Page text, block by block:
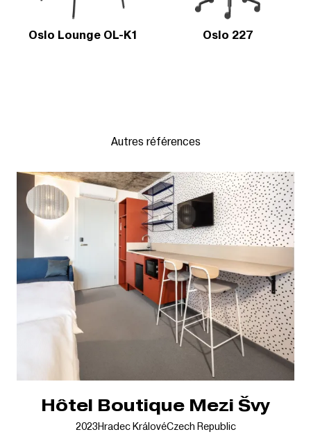
Oslo Lounge OL-K1 Oslo 227
Autres références
Hôtel Boutique Mezi Švy
2023Hradec KrálovéCzech Republic